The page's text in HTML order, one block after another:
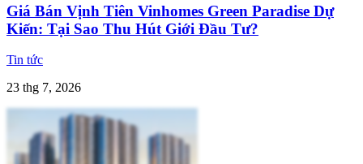
Giá Bán Vịnh Tiên Vinhomes Green Paradise Dự
Kiến: Tại Sao Thu Hút Giới Đầu Tư?
Tin tức
23 thg 7, 2026